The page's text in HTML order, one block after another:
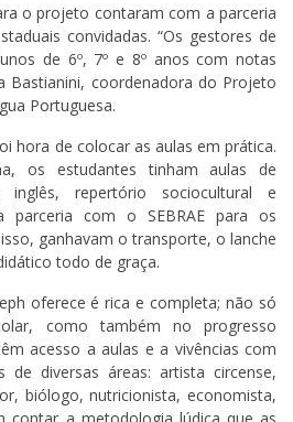
o projeto contaram com a parceria
convidadas. “Os gestores de
de 6º, 7º e 8º anos com notas
Bastianini, coordenadora do Projeto
Portuguesa.
hora de colocar as aulas em prática.
os estudantes tinham aulas de
inglês, repertório sociocultural e
parceria com o SEBRAE para os
ganhavam o transporte, o lanche
todo de graça.
oferece é rica e completa; não só
como também no progresso
acesso a aulas e a vivências com
de diversas áreas: artista circense,
biólogo, nutricionista, economista,
contar a metodologia lúdica que as